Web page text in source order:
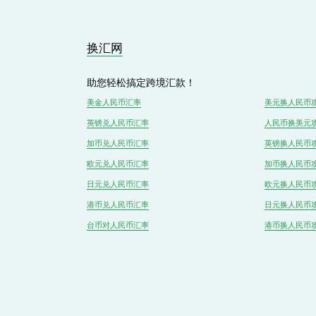
换汇网
助您轻松搞定跨境汇款！
美金人民币汇率
英镑兑人民币汇率
加币兑人民币汇率
欧元兑人民币汇率
日元兑人民币汇率
港币兑人民币汇率
台币对人民币汇率
美元换人民币
人民币换美元
英镑换人民币
加币换人民币
欧元换人民币
日元换人民币
港币换人民币